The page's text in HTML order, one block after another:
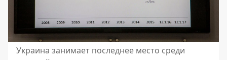
Украина занимает последнее место среди